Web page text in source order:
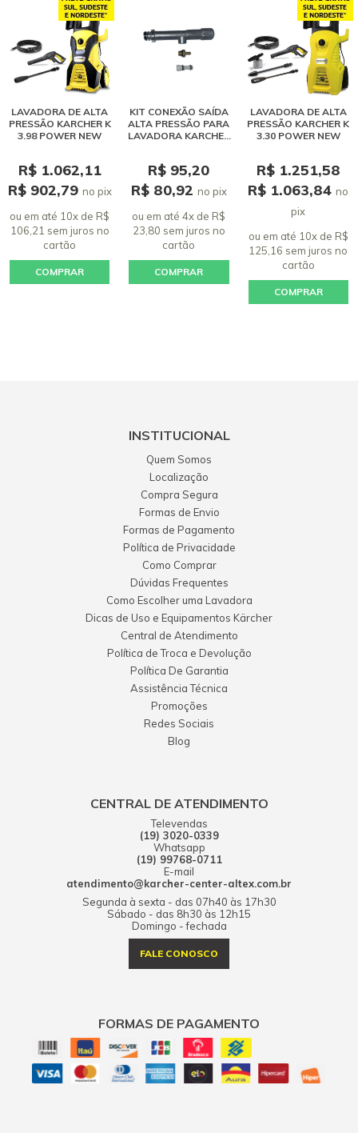
Muito satisfeito... ótimo custo beneficio... e a loja me entregou
antes do combinado... recomendo.
28 março 2019 - 14:29
Jose Carlos Carvalho
Muito bom. Vou dizer excelente. Tinha uma Karcher de 25
anos atras e sempre pensava em trocar até que o dia chegou.
Ela deu defeito e a autorizada falou que não tinha mais peças
07 março 2018 - 20:04
Warley Lima
Otimo produto, comprei este pois me roubaram a ultima
lavadora que tive deste mesmo modelo, recomendo!
27 novembro 2017 - 10:26
Wagner
Bom dia, acabei de adquirir essa maquina k3.98, de fato muito
separadamente o que causa um gasto a mais. No mais uma
LAVADORA DE ALTA
PRESSÃO KARCHER K
3.98 POWER NEW
R$ 1.062,11
R$ 902,79 no pix
ou em até 10x de R$
106,21 sem juros no
cartão
COMPRAR
KIT CONEXÃO SAÍDA
ALTA PRESSÃO PARA
LAVADORA KARCHER
R$ 95,20
R$ 80,92 no pix
ou em até 4x de R$
23,80 sem juros no
cartão
COMPRAR
LAVADORA DE ALTA
PRESSÃO KARCHER K
3.30 POWER NEW
R$ 1.251,58
R$ 1.063,84no
pix
ou em até 10x de R$
125,16 sem jurosno
cartão
COMPRAR
INSTITUCIONAL
Quem Somos
Localização
Compra Segura
Formas de Envio
Formas de Pagamento
Política de Privacidade
Como Comprar
Dúvidas Frequentes
Como Escolher uma Lavadora
Dicas de Uso e Equipamentos Kärcher
Central de Atendimento
Política de Troca e Devolução
Política De Garantia
Assistência Técnica
Promoções
Redes Sociais
Blog
CENTRAL DE ATENDIMENTO
Televendas
(19) 3020-0339
Whatsapp
(19) 99768-0711
E-mail
atendimento@karcher-center-altex.com.br
Segunda à sexta - das 07h40 às 17h30
Sábado - das 8h30 às 12h15
Domingo - fechada
FALE CONOSCO
FORMAS DE PAGAMENTO